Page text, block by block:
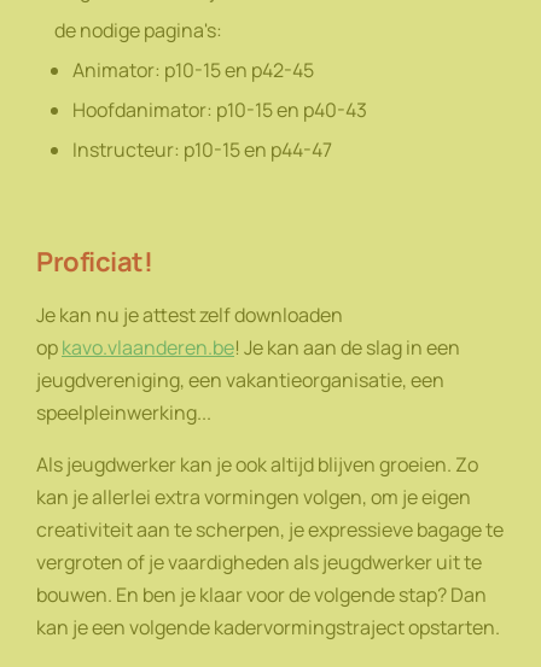
de nodige pagina's:
Animator: p10-15 en p42-45
Hoofdanimator: p10-15 en p40-43
Instructeur: p10-15 en p44-47
Proficiat!
Je kan nu je attest zelf downloaden
opkavo.vlaanderen.be! Je kan aan de slag in een
jeugdvereniging, een vakantieorganisatie, een
speelpleinwerking...
Als jeugdwerker kan je ook altijd blijven groeien. Zo
kan je allerlei extra vormingen volgen, om je eigen
creativiteit aan te scherpen, je expressieve bagage te
vergroten of je vaardigheden als jeugdwerker uit te
bouwen. En ben je klaar voor de volgende stap? Dan
kan je een volgende kadervormingstraject opstarten.